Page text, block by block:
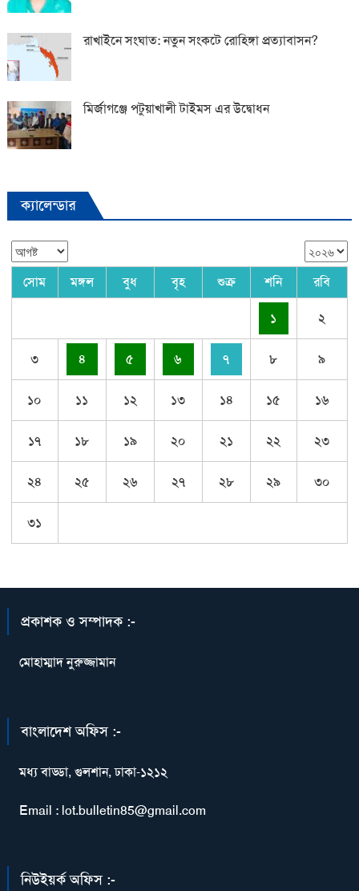
রাখাইনে সংঘাত: নতুন সংকটে রোহিঙ্গা প্রত্যাবাসন?
মির্জাগঞ্জে পটুয়াখালী টাইমস এর উদ্বোধন
ক্যালেন্ডার
সোম মঙ্গল বুধ বৃহ শুক্র শনি রবি
১ ২
৩ ৪ ৫ ৬ ৭ ৮ ৯
১০ ১১ ১২ ১৩ ১৪ ১৫ ১৬
১৭ ১৮ ১৯ ২০ ২১ ২২ ২৩
২৪ ২৫ ২৬ ২৭ ২৮ ২৯ ৩০
৩১
প্রকাশক ও সম্পাদক :-
মোহাম্মাদ নুরুজ্জামান
বাংলাদেশ অফিস :-
মধ্য বাড্ডা, গুলশান, ঢাকা-১২১২
Email : lot.bulletin85@gmail.com
নিউইয়র্ক অফিস :-